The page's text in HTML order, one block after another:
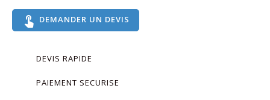
touch_app DEMANDER UN DEVIS
DEVIS RAPIDE
PAIEMENT SECURISE